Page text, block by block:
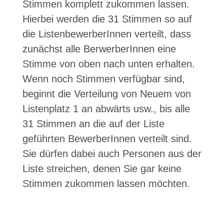
Stimmen komplett zukommen lassen.
Hierbei werden die 31 Stimmen so auf
die ListenbewerberInnen verteilt, dass
zunächst alle BerwerberInnen eine
Stimme von oben nach unten erhalten.
Wenn noch Stimmen verfügbar sind,
beginnt die Verteilung von Neuem von
Listenplatz 1 an abwärts usw., bis alle
31 Stimmen an die auf der Liste
geführten BewerberInnen verteilt sind.
Sie dürfen dabei auch Personen aus der
Liste streichen, denen Sie gar keine
Stimmen zukommen lassen möchten.